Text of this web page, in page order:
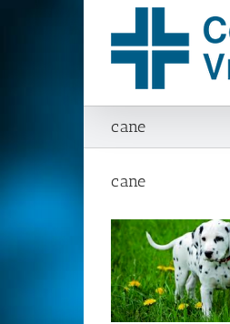
cane
cane